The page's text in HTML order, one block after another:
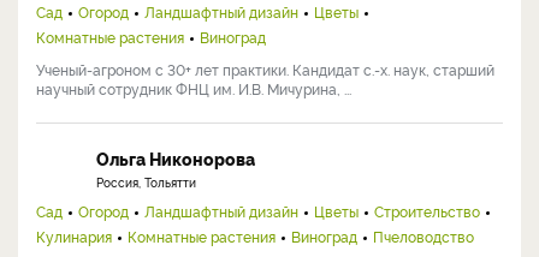
Сад Огород Ландшафтный дизайн
Цветы
Комнатные растения
Виноград
Ученый-агроном с 30+ лет практики. Кандидат с.-х. наук, старший
научный сотрудник ФНЦ им. И.В. Мичурина, ...
Ольга Никонорова
Россия, Тольятти
Сад Огород Ландшафтный дизайн Цветы
Строительство
Кулинария
Комнатные растения Виноград
Пчеловодство